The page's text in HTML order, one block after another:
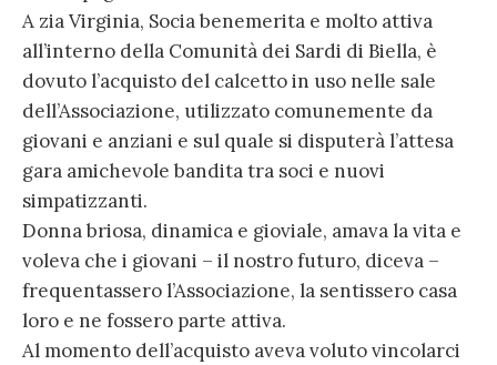
A zia Virginia, Socia benemerita e molto attiva
all’interno della Comunità dei Sardi di Biella, è
dovuto l’acquisto del calcetto in uso nelle sale
dell’Associazione, utilizzato comunemente da
giovani e anziani e sul quale si disputerà l’attesa
gara amichevole bandita tra soci e nuovi
simpatizzanti.
Donna briosa, dinamica e gioviale, amava la vita e
voleva che i giovani – il nostro futuro, diceva –
frequentassero l’Associazione, la sentissero casa
loro e ne fossero parte attiva.
Al momento dell’acquisto aveva voluto vincolarci